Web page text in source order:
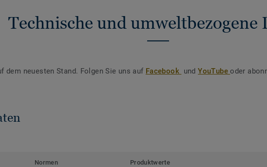
Technische und umweltbezogene
dem neuesten Stand. Folgen Sie uns auf Facebook undYouTubeoder
Normen Produktwerte